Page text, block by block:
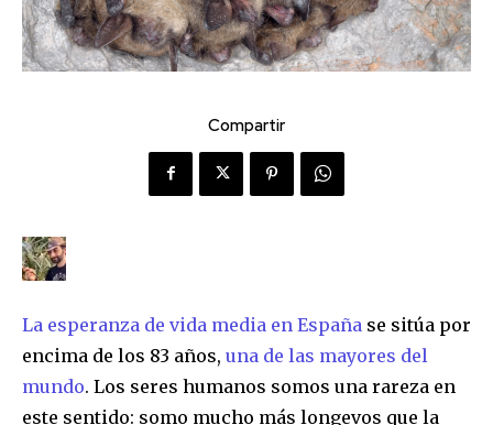
Compartir
La esperanza de vida media en España se sitúa por
encima de los 83 años, una de las mayores del
mundo. Los seres humanos somos una rareza en
este sentido: somo mucho más longevos que la